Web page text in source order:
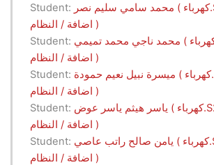
Student: محمد سامي سليم نصر ( كهرباء.S2.2023 -
اضافة / النظام )
Student: محمد ناجي محمد تميمي ( كهرباء.S2.2023 -
اضافة / النظام )
Student: ميسرة نبيل نعيم حمودة ( كهرباء.S2.2023 -
اضافة / النظام )
Student: ياسر هيثم ياسر عوض ( كهرباء.S2.2023 -
اضافة / النظام )
Student: يامن صالح راتب عاصي ( كهرباء.S2.2023 -
اضافة / النظام )